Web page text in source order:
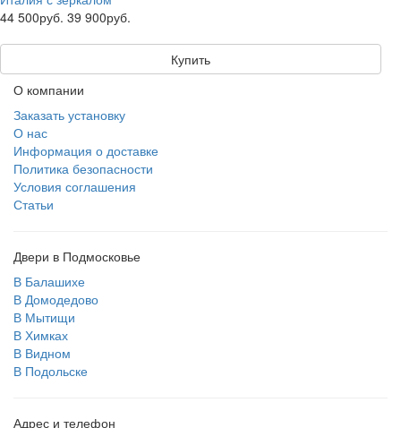
44 500руб. 39 900руб.
Купить
О компании
Заказать установку
О нас
Информация о доставке
Политика безопасности
Условия соглашения
Статьи
Двери в Подмосковье
В Балашихе
В Домодедово
В Мытищи
В Химках
В Видном
В Подольске
Адрес и телефон